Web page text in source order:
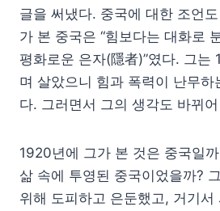
글을 써냈다. 중국에 대한 조언
가 본 중국은 “힘보다는 대화로
평화로운 은자(隱者)”였다. 그는
며 살았으니 힘과 폭력이 난무하
다. 그러면서 그의 생각도 바뀌
1920년에 그가 본 것은 중국일
삶 속에 투영된 중국이었을까?
위해 도피하고 은둔했고, 거기서